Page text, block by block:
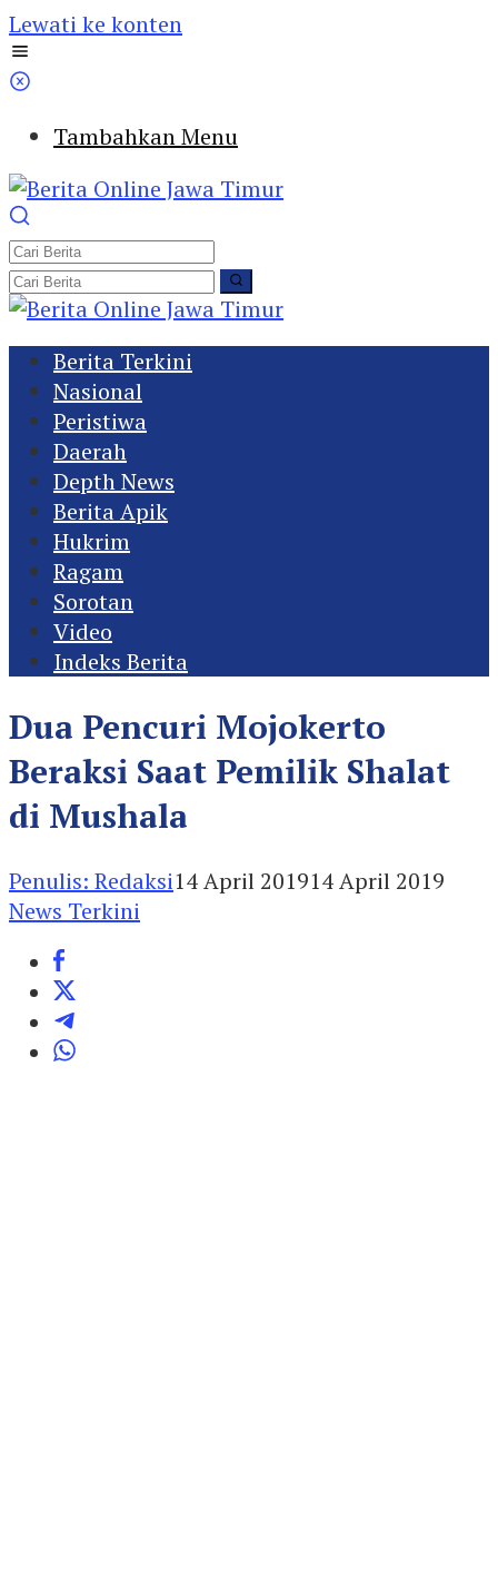
Lewati ke konten
Tambahkan Menu
Berita Terkini
Nasional
Peristiwa
Daerah
Depth News
Berita Apik
Hukrim
Ragam
Sorotan
Video
Indeks Berita
Dua Pencuri Mojokerto
Beraksi Saat Pemilik Shalat
di Mushala
Penulis: Redaksi14 April 201914 April 2019
News Terkini